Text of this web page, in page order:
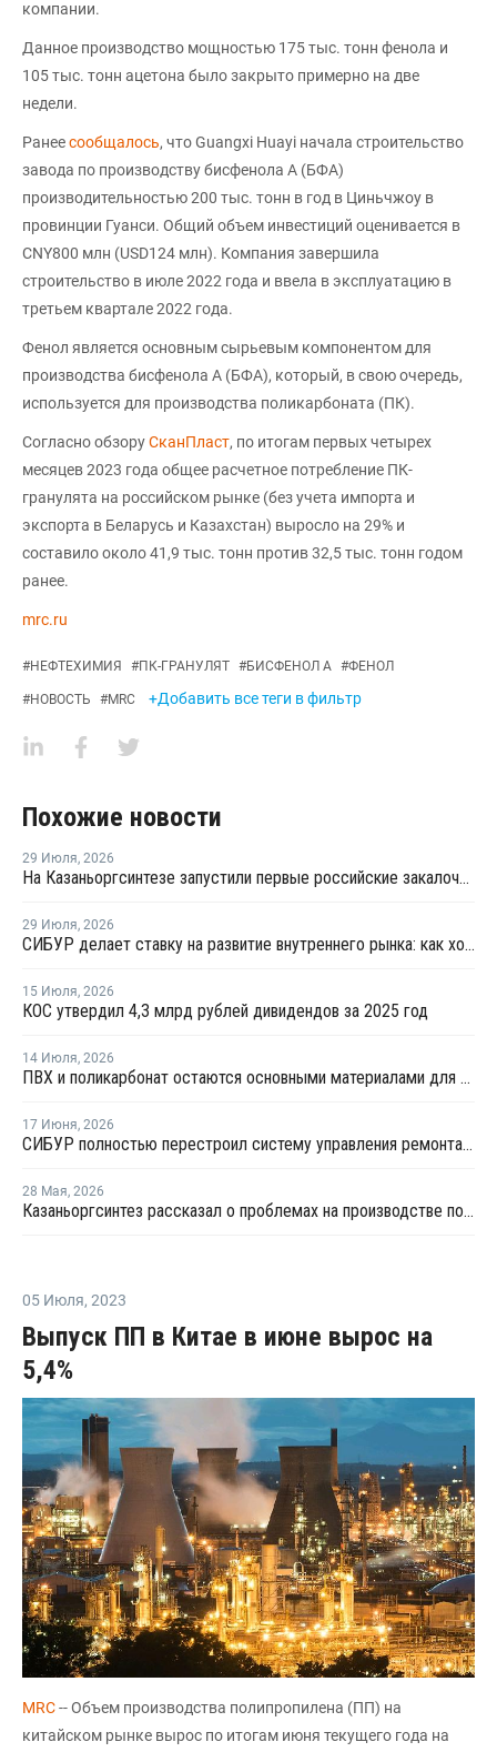
компании.
Данное производство мощностью 175 тыс. тонн фенола и
105 тыс. тонн ацетона было закрыто примерно на две
недели.
Ранеесообщалось, что Guangxi Huayi начала строительство
завода по производству бисфенола A (БФА)
производительностью 200 тыс. тонн в год в Циньчжоу в
провинции Гуанси. Общий объем инвестиций оценивается в
CNY800 млн (USD124 млн). Компания завершила
строительство в июле 2022 года и ввела в эксплуатацию в
третьем квартале 2022 года.
Фенол является основным сырьевым компонентом для
производства бисфенола А (БФА), который, в свою очередь,
используется для производства поликарбоната (ПК).
Согласно обзоруСканПласт, по итогам первых четырех
месяцев 2023 года общее расчетное потребление ПК-
гранулята на российском рынке (без учета импорта и
экспорта в Беларусь и Казахстан) выросло на 29% и
составило около 41,9 тыс. тонн против 32,5 тыс. тонн годом
ранее.
mrc.ru
#НЕФТЕХИМИЯ #ПК-ГРАНУЛЯТ #БИСФЕНОЛ А #ФЕНОЛ
#НОВОСТЬ #MRC +Добавить все теги в фильтр
Похожие новости
29 Июля, 2026
На Казаньоргсинтезе запустили первые российские закалочно-испарительные аппараты
29 Июля, 2026
СИБУР делает ставку на развитие внутреннего рынка: как холдинг стимулирует спрос на полимеры в ритейле
15 Июля, 2026
КОС утвердил 4,3 млрд рублей дивидендов за 2025 год
14 Июля, 2026
ПВХ и поликарбонат остаются основными материалами для производства банковских карт
17 Июня, 2026
СИБУР полностью перестроил систему управления ремонтами на КОСе
28 Мая, 2026
Казаньоргсинтез рассказал о проблемах на производстве поликарбоната
05 Июля, 2023
Выпуск ПП в Китае в июне вырос на
5,4%
MRC-- Объем производства полипропилена (ПП) на
китайском рынке вырос по итогам июня текущего года на